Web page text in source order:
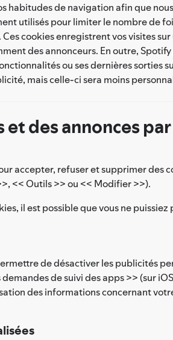
habitudes de navigation afin que
utilisés pour limiter le nombre de
cookies enregistrent vos visites
des annonceurs. En outre,
ou ses dernières sorties
mais celle-ci sera moins
des annonces
accepter, refuser et supprimer des
<< Outils >> ou << Modifier >>).
il est possible que vous ne
de désactiver les publicités
de suivi des apps >> (sur
des informations concernant